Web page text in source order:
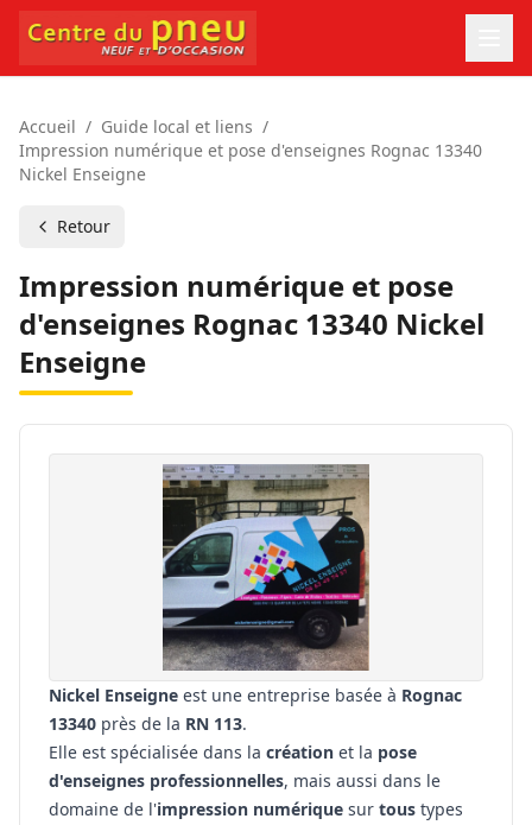
Accueil / Guide local et liens /
Impression numérique et pose d'enseignes Rognac 13340
Nickel Enseigne
Retour
Impression numérique et pose
d'enseignes Rognac 13340 Nickel
Enseigne
Nickel Enseigne est une entreprise basée à Rognac
13340 près de la RN 113.
Elle est spécialisée dans la création et la pose
d'enseignes professionnelles, mais aussi dans le
domaine de l'impression numérique sur tous types